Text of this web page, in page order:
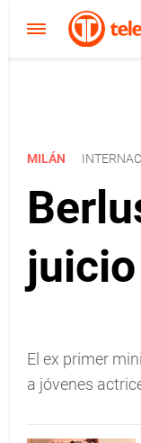
MILÁN
juicio
El ex primer
a jóvenes